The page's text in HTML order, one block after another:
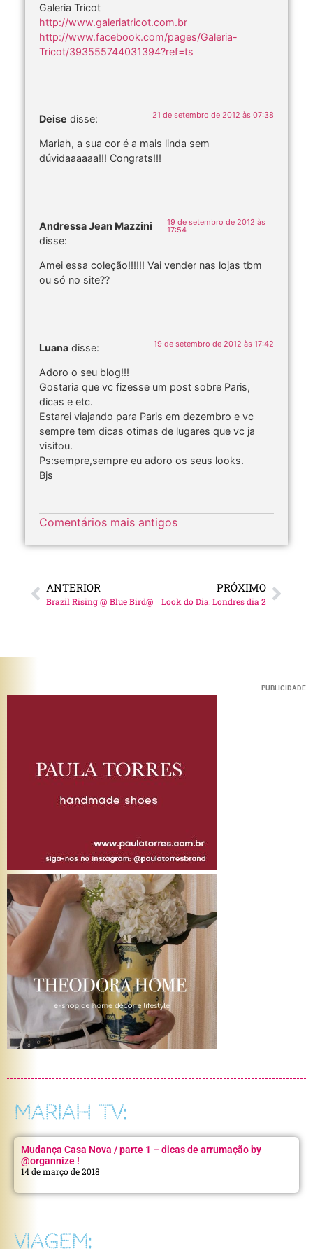
Galeria Tricot
http://www.galeriatricot.com.br
http://www.facebook.com/pages/Galeria-
Tricot/393555744031394?ref=ts
Deise disse: 21 de setembro de 2012 às 07:38
Mariah, a sua cor é a mais linda sem
dúvidaaaaaa!!! Congrats!!!
Andressa Jean Mazzini
disse:
19 de setembro de 2012 às
17:54
Amei essa coleção!!!!!! Vai vender nas lojas tbm
ou só no site??
Luana disse: 19 de setembro de 2012 às 17:42
Adoro o seu blog!!!
Gostaria que vc fizesse um post sobre Paris,
dicas e etc.
Estarei viajando para Paris em dezembro e vc
sempre tem dicas otimas de lugares que vc ja
visitou.
Ps:sempre,sempre eu adoro os seus looks.
Bjs
Comentários mais antigos
ANTERIOR
Brazil Rising @ Blue Bird@
PRÓXIMO
Look do Dia: Londres dia 2
PUBLICIDADE
MARIAH TV:
Mudança Casa Nova / parte 1 – dicas de arrumação by
@organnize !
14 de março de 2018
VIAGEM: